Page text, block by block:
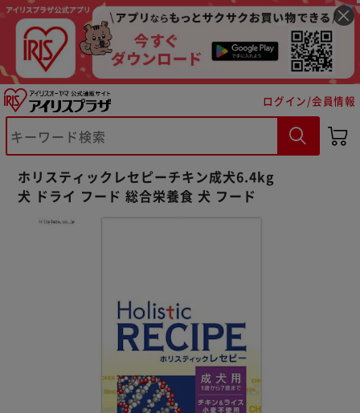
ログイン/会員情報
ホリスティックレセピーチキン成犬6.4kg
犬 ドライ フード 総合栄養食 犬 フード
※ご確認ください
カートに入れる 購入手続きへ